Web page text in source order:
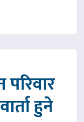
हुने